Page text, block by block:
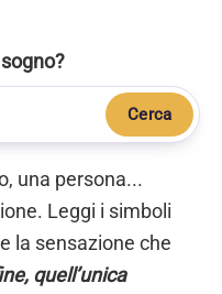
Cerca
una persona...
Leggi i simboli
la sensazione che
quell’unica